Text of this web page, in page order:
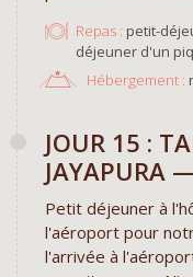
Repas : petit-
déjeuner d'un
Hébergement :
JOUR 15 :
JAYAPURA
Petit déjeuner à
l'aéroport pour
l'arrivée à